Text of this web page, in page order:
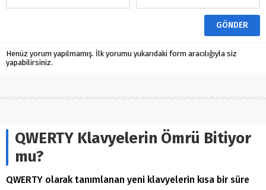
Henüz yorum yapılmamış. İlk yorumu yukarıdaki form aracılığıyla siz
yapabilirsiniz.
QWERTY Klavyelerin Ömrü Bitiyor
mu?
QWERTY olarak tanımlanan yeni klavyelerin kısa bir süre